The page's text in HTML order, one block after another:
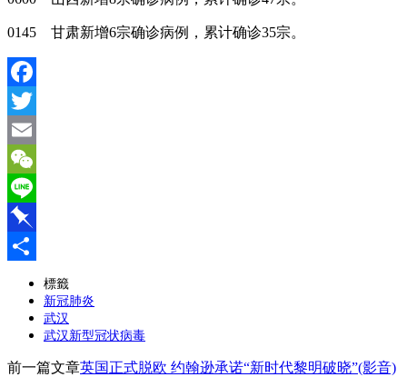
0145 甘肃新增6宗确诊病例，累计确诊35宗。
Facebook
Twitter
Email
WeChat
Line
Pinboard
標籤
新冠肺炎
武汉
武汉新型冠状病毒
前一篇文章英国正式脱欧 约翰逊承诺“新时代黎明破晓”(影音)